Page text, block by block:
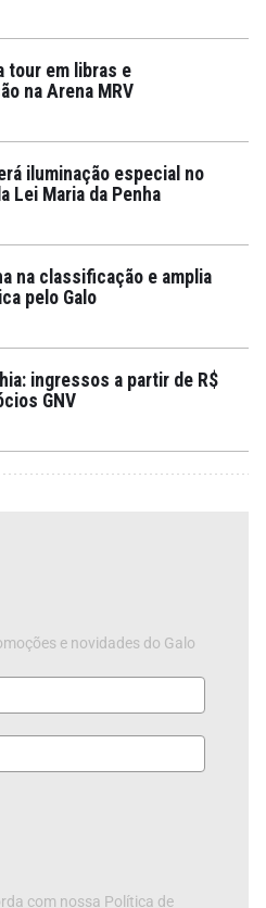
tour em libras e
na Arena MRV
iluminação especial no
Lei Maria da Penha
na classificação e amplia
pelo Galo
ingressos a partir de R$
GNV
e novidades do Galo
com nossa Política de